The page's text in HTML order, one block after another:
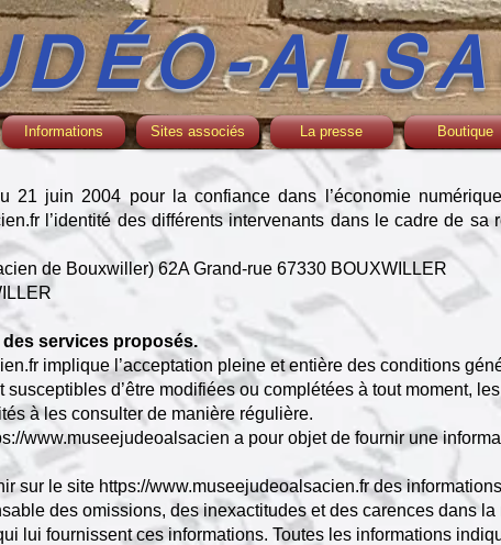
Informations Sites associés La presse Boutique
21 juin 2004 pour la confiance dans l’économie
l’identité des différents intervenants dans le cadre de sa
de Bouxwiller) 62A Grand-rue 67330 BOUXWILLER
services proposés.
implique l’acceptation pleine et entière des conditions
d’être modifiées ou complétées à tout moment,
à les consulter de manière régulière.
www.museejudeoalsacien a pour objet de fournir une
sur le site https://www.museejudeoalsacien.frdes
des omissions, des inexactitudes et des carences dans la
lui fournissent ces informations. Toutes les informations